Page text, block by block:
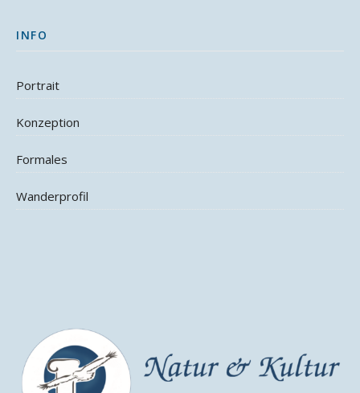
INFO
Portrait
Konzeption
Formales
Wanderprofil